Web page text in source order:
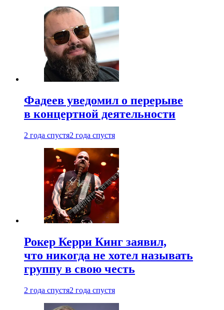
Фадеев уведомил о перерыве
в концертной деятельности
2 года спустя2 года спустя
Рокер Керри Кинг заявил,
что никогда не хотел называть
группу в свою честь
2 года спустя2 года спустя